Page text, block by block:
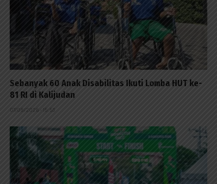
Sebanyak 60 Anak Disabilitas Ikuti Lomba HUT ke-
81 RI di Kalijudan
07/08/2026 - 15:53